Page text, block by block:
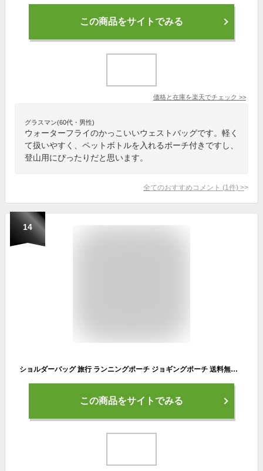
この商品をサイトでみる
価格と在庫を楽天でチェック >>
グラスマン(60代・男性)
ウォーターフライのかっこいいウェストバッグです。軽く
て扱いやすく、ペットボトルを入れるポーチ付きですし、
登山用にぴったりだと思います。
全てのおすすめコメント (1 件) >
14
ショルダーバッグ 旅行 ランニングポーチ ジョギングポーチ 送料無料 大容量 ウエストポーチ メンズ ペットボトルホルダー付き 登山 遠足 軽量 多機能 多収納 おしゃれ ポケット 作業 スポーツ アウトドア お釣り ランニングバッグ
この商品をサイトでみる